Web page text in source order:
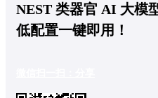
NEST 类器官 AI 大模
低配置一键即用！